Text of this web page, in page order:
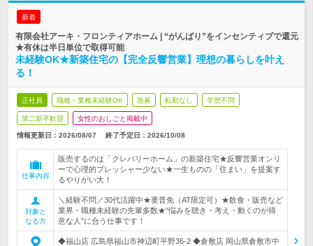
新着
有限会社アーキ・フロンティアホーム | “がんばり”をインセンティブで還元
★有休は半日単位で取得可能
未経験OK★新築住宅の【完全反響営業】理想の暮らしを叶え
る！
正社員 職種・業種未経験OK 急募 転勤なし 学歴不問
第二新卒歓迎 女性のおしごと掲載中
情報更新日：2026/08/07 終了予定日： 2026/10/08
仕事内容
販売するのは「クレバリーホーム」の新築住宅★反響営業オンリ
ーで心理的プレッシャー少ない★一生ものの「住まい」を提案す
るやりがい大！
対象と
なる方
＼経験不問／30代活躍中★要普免（AT限定可）★飲食・販売など
業界・職種未経験の先輩多数★“悩みを聴き・考え・動くのが得
意な人”に合う仕事です！
◆福山店 広島県福山市神辺町平野36-2 ◆倉敷店 岡山県倉敷市中